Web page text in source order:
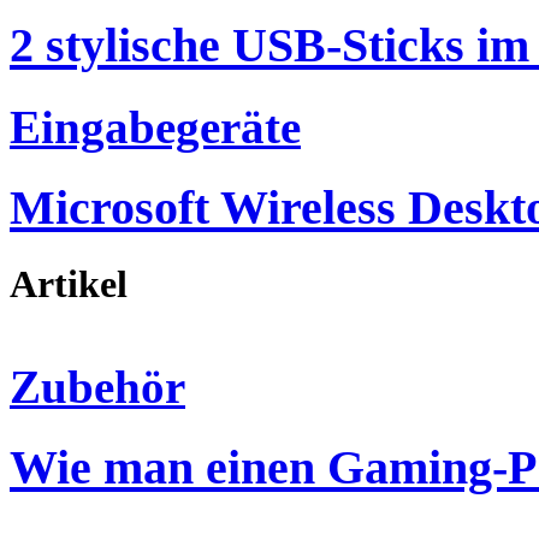
2 stylische USB-Sticks im
Eingabegeräte
Microsoft Wireless
Artikel
Zubehör
Wie man einen Gaming-